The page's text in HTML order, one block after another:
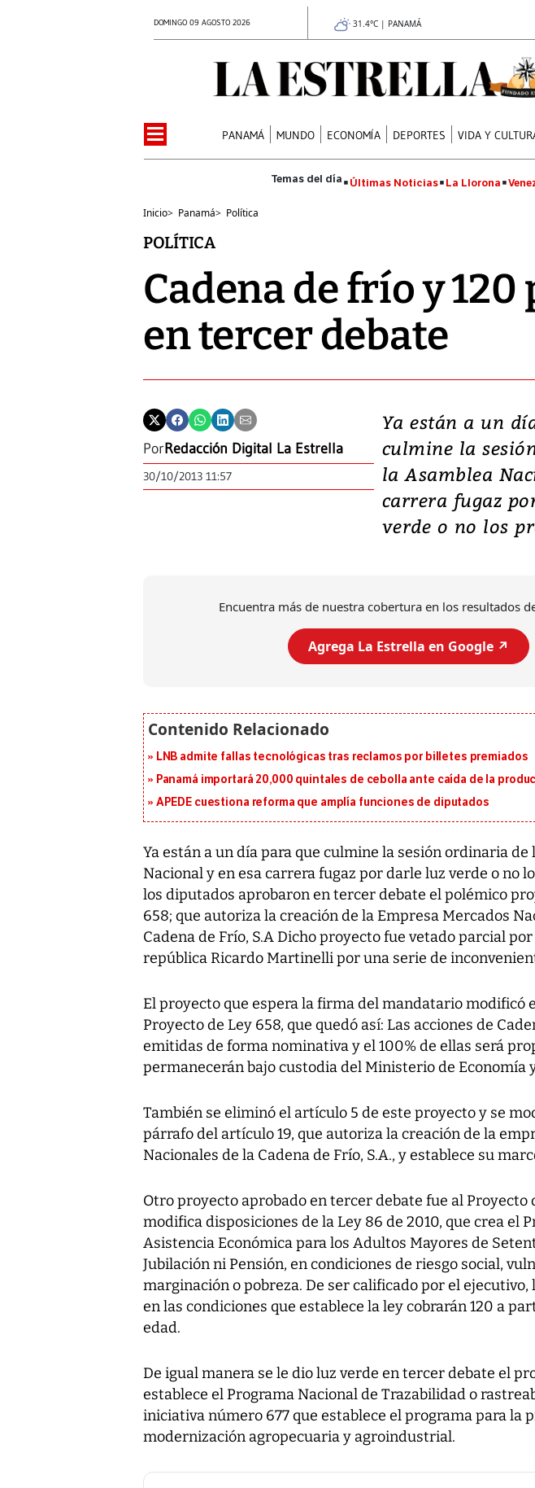
DOMINGO 09 AGOSTO 2026 31.4°C | PANAMÁ
PANAMÁ MUNDO ECONOMÍA DEPORTES VIDA Y
Últimas Noticias La Llorona
Inicio> Panamá> Política
POLÍTICA
Cadena de frío y
en tercer debate
PorRedacción Digital La Estrella
30/10/2013 11:57
Ya están a un
culmine la
la Asamblea
carrera fugaz
verde o no los
Encuentra más de nuestra cobertura en los resultados
Agrega La Estrella en Google ↗️
LNB admite fallas tecnológicas tras reclamos por billetes premiados
Panamá importará 20,000 quintales de cebolla ante caída de la
APEDE cuestiona reforma que amplía funciones de diputados
Ya están a un día para que culmine la sesión ordinaria de
Nacional y en esa carrera fugaz por darle luz verde o no
los diputados aprobaron en tercer debate el polémico
658; que autoriza la creación de la Empresa Mercados
Cadena de Frío, S.A Dicho proyecto fue vetado parcial
república Ricardo Martinelli por una serie de
El proyecto que espera la firma del mandatario modificó
Proyecto de Ley 658, que quedó así: Las acciones de
emitidas de forma nominativa y el 100% de ellas será
permanecerán bajo custodia del Ministerio de Economía
También se eliminó el artículo 5 de este proyecto y se
párrafo del artículo 19, que autoriza la creación de la
Nacionales de la Cadena de Frío, S.A., y establece su
Otro proyecto aprobado en tercer debate fue al Proyecto
modifica disposiciones de la Ley 86 de 2010, que crea el
Asistencia Económica para los Adultos Mayores de
Jubilación ni Pensión, en condiciones de riesgo social,
marginación o pobreza. De ser calificado por el ejecutivo,
en las condiciones que establece la ley cobrarán 120 a
edad.
De igual manera se le dio luz verde en tercer debate el
establece el Programa Nacional de Trazabilidad o
iniciativa número 677 que establece el programa para la
modernización agropecuaria y agroindustrial.
Video:
en
tierras
Entre
da Silva,
candidatura